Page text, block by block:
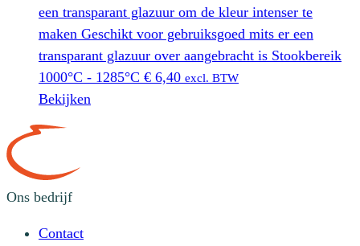
een transparant glazuur om de kleur intenser te
maken Geschikt voor gebruiksgoed mits er een
transparant glazuur over aangebracht is Stookbereik
1000°C - 1285°C € 6,40 excl. BTW
Bekijken
Ons bedrijf
Contact